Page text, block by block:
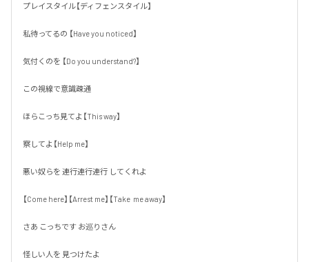
プレイスタイル【ディフェンスタイル】
私待ってるの 【Have you noticed】
気付くのを 【Do you understand?】
この視線で意識疎通
ほらこっち見てよ【This way】
察してよ【Help me】
悪い奴らを 連行連行連行 してくれよ
【Come here】【Arrest me】【Take  me away】
さあ こっちです お巡りさん
怪しい人を 見つけたよ